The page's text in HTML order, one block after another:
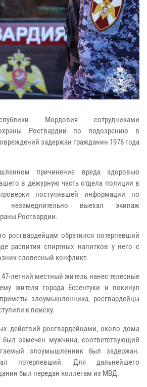
Мордовия сотрудниками
Росгвардии по подозрению в
задержан гражданин 1976 года
причинение вреда здоровью
в дежурную часть отдела полиции в
поступившей информации по
незамедлительно выехал экипаж
Росгвардии.
росгвардейцам обратился потерпевший
распития спиртных напитков у него с
словесный конфликт.
47-летний местный житель нанес телесные
жителя города Ессентуки и покинул
злоумышленника, росгвардейцы
к поиску.
действий росгвардейцами, около дома
замечен мужчина, соответствующий
злоумышленник был задержан.
потерпевший. Для дальнейшего
был передан коллегам из МВД.